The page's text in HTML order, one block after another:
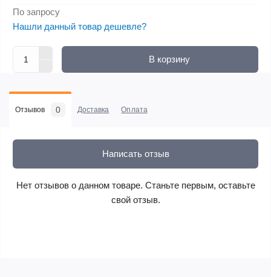
По запросу
Нашли данный товар дешевле?
В корзину
Отзывов 0 Доставка Оплата
Написать отзыв
Нет отзывов о данном товаре. Станьте первым, оставьте
свой отзыв.